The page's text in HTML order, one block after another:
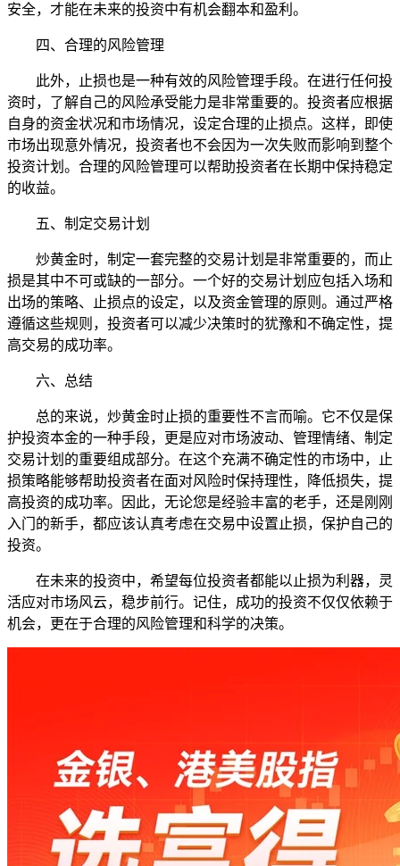
安全，才能在未来的投资中有机会翻本和盈利。
四、合理的风险管理
此外，止损也是一种有效的风险管理手段。在进行任何投
资时，了解自己的风险承受能力是非常重要的。投资者应根据
自身的资金状况和市场情况，设定合理的止损点。这样，即使
市场出现意外情况，投资者也不会因为一次失败而影响到整个
投资计划。合理的风险管理可以帮助投资者在长期中保持稳定
的收益。
五、制定交易计划
炒黄金时，制定一套完整的交易计划是非常重要的，而止
损是其中不可或缺的一部分。一个好的交易计划应包括入场和
出场的策略、止损点的设定，以及资金管理的原则。通过严格
遵循这些规则，投资者可以减少决策时的犹豫和不确定性，提
高交易的成功率。
六、总结
总的来说，炒黄金时止损的重要性不言而喻。它不仅是保
护投资本金的一种手段，更是应对市场波动、管理情绪、制定
交易计划的重要组成部分。在这个充满不确定性的市场中，止
损策略能够帮助投资者在面对风险时保持理性，降低损失，提
高投资的成功率。因此，无论您是经验丰富的老手，还是刚刚
入门的新手，都应该认真考虑在交易中设置止损，保护自己的
投资。
在未来的投资中，希望每位投资者都能以止损为利器，灵
活应对市场风云，稳步前行。记住，成功的投资不仅仅依赖于
机会，更在于合理的风险管理和科学的决策。